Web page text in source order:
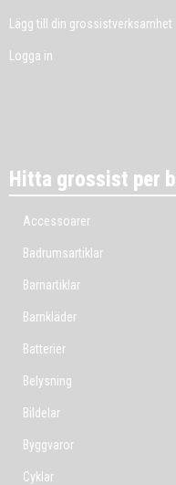
Lägg till din grossistverksamhet
Logga in
Hitta grossist per
Accessoarer
Badrumsartiklar
Barnartiklar
Barnkläder
Batterier
Belysning
Bildelar
Byggvaror
Cyklar